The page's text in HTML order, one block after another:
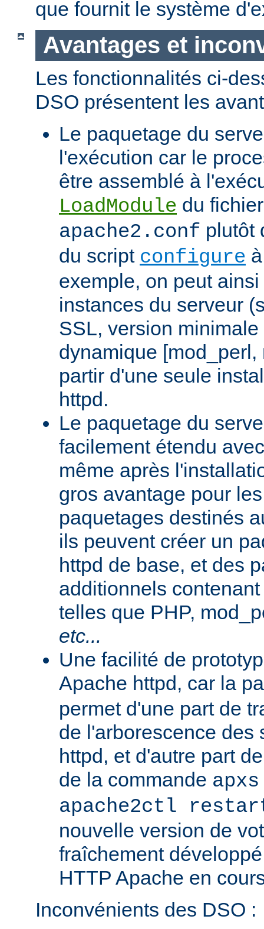
que fournit le système
Avantages et
Les fonctionnalités ci-
DSO présentent les
Le paquetage du
l'exécution car le
être assemblé à
LoadModule du
apache2.conf plutôt
du script configure
exemple, on peut
instances du serveur
SSL, version
dynamique
partir d'une seule
httpd.
Le paquetage du
facilement étendu
même après
gros avantage pour
paquetages destinés
ils peuvent créer un
httpd de base, et des
additionnels
telles que PHP,
etc...
Une facilité de
Apache httpd, car la
permet d'une part de
de l'arborescence des
httpd, et d'autre part
de la commande
apache2ctl
nouvelle version de
fraîchement
HTTP Apache en
Inconvénients des DSO :